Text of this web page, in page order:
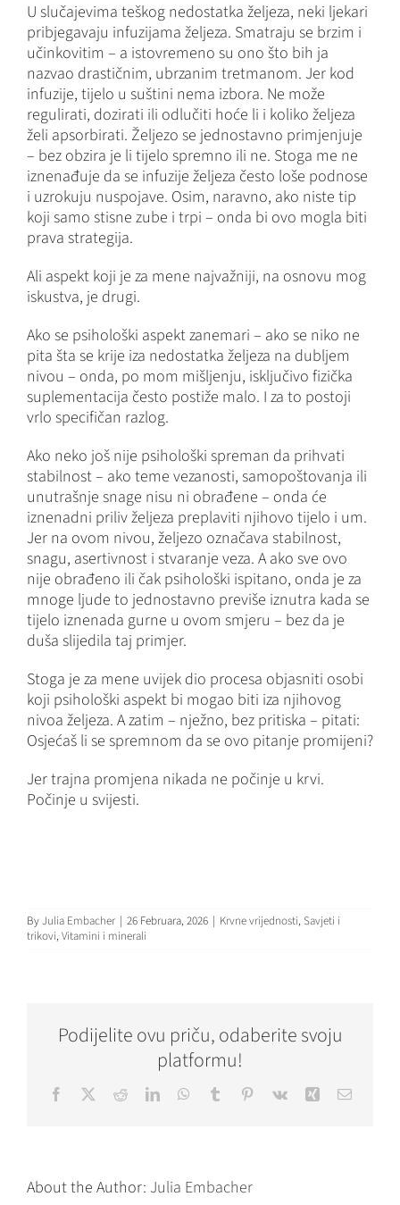
U slučajevima teškog nedostatka željeza, neki ljekari
pribjegavaju infuzijama željeza. Smatraju se brzim i
učinkovitim – a istovremeno su ono što bih ja
nazvao drastičnim, ubrzanim tretmanom. Jer kod
infuzije, tijelo u suštini nema izbora. Ne može
regulirati, dozirati ili odlučiti hoće li i koliko željeza
želi apsorbirati. Željezo se jednostavno primjenjuje
– bez obzira je li tijelo spremno ili ne. Stoga me ne
iznenađuje da se infuzije željeza često loše podnose
i uzrokuju nuspojave. Osim, naravno, ako niste tip
koji samo stisne zube i trpi – onda bi ovo mogla biti
prava strategija.
Ali aspekt koji je za mene najvažniji, na osnovu mog
iskustva, je drugi.
Ako se psihološki aspekt zanemari – ako se niko ne
pita šta se krije iza nedostatka željeza na dubljem
nivou – onda, po mom mišljenju, isključivo fizička
suplementacija često postiže malo. I za to postoji
vrlo specifičan razlog.
Ako neko još nije psihološki spreman da prihvati
stabilnost – ako teme vezanosti, samopoštovanja ili
unutrašnje snage nisu ni obrađene – onda će
iznenadni priliv željeza preplaviti njihovo tijelo i um.
Jer na ovom nivou, željezo označava stabilnost,
snagu, asertivnost i stvaranje veza. A ako sve ovo
nije obrađeno ili čak psihološki ispitano, onda je za
mnoge ljude to jednostavno previše iznutra kada se
tijelo iznenada gurne u ovom smjeru – bez da je
duša slijedila taj primjer.
Stoga je za mene uvijek dio procesa objasniti osobi
koji psihološki aspekt bi mogao biti iza njihovog
nivoa željeza. A zatim – nježno, bez pritiska – pitati:
Osjećaš li se spremnom da se ovo pitanje promijeni?
Jer trajna promjena nikada ne počinje u krvi.
Počinje u svijesti.
ByJulia Embacher | 26 Februara, 2026 | Krvne vrijednosti, Savjeti i
trikovi, Vitamini i minerali
Podijelite ovu priču, odaberite svoju
platformu!
Facebook RedditLinkedInWhatsApp
Tumblr Pinterest
Vk Xing Email
About the Author: Julia Embacher